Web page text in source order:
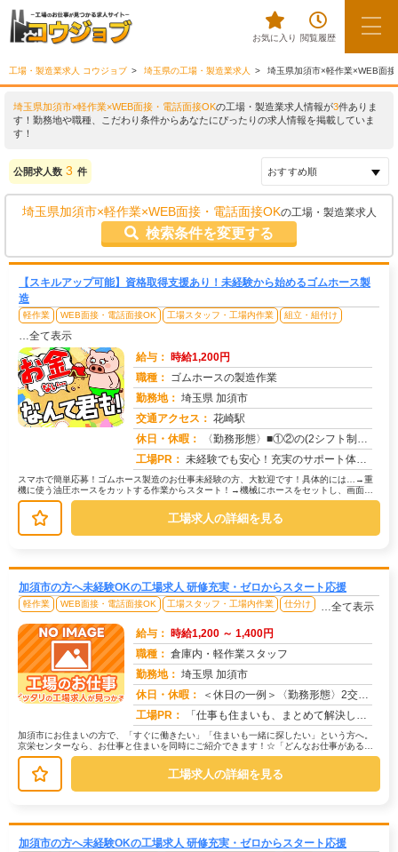
お気に入り 閲覧履歴
工場・製造業求人 コウジョブ 埼玉県の工場・製造業求人 埼玉県加須市×軽作業×WEB面
埼玉県加須市×軽作業×WEB面接・電話面接OKの工場・製造業求人情報が3件ありま
す！勤務地や職種、こだわり条件からあなたにぴったりの求人情報を掲載していま
す！
公開求人数 3 件
埼玉県加須市×軽作業×WEB面接・電話面接OKの工場・製造業求人
検索条件を変更する
【スキルアップ可能】資格取得支援あり！未経験から始めるゴムホース製
造
軽作業 WEB面接・電話面接OK 工場スタッフ・工場内作業 組立・組付け
…全て表示
給与： 時給1,200円
職種： ゴムホースの製造作業
勤務地： 埼玉県 加須市
交通アクセス： 花崎駅
休日・休暇：
〈勤務形態〉■①②の(2シフト制）交替制■①②③の３交替制〈休日〉土日祝★GW★夏季休暇★年末年始
工場PR： 未経験でも安心！充実のサポート体制で新しい一歩を踏み出せます！→ 専属担当スタッフが就業まで徹底サポート！不安や悩...
スマホで簡単応募！ゴムホース製造のお仕事未経験の方、大歓迎です！具体的には…→重
機に使う油圧ホースをカットする作業からスタート！→機械にホースをセットし、画面の
指示に従って操作します。→金具を取...
工場求人の詳細を見る
加須市の方へ未経験OKの工場求人 研修充実・ゼロからスタート応援
軽作業 WEB面接・電話面接OK 工場スタッフ・工場内作業 仕分け …全て表示
給与： 時給1,200 ～ 1,400円
職種： 倉庫内・軽作業スタッフ
勤務地： 埼玉県 加須市
休日・休暇：
＜休日の一例＞〈勤務形態〉2交替〈休日〉土日★ＧＷ・夏季・冬季・年末年始休暇あり★有給休暇あり※配属先により休日・...
工場PR：
「仕事も住まいも、まとめて解決したい！」そんなあなたを応援します。株式会社京栄センターでは、全国の工場求人をご紹介...
加須市にお住まいの方で、「すぐに働きたい」「住まいも一緒に探したい」という方へ。
京栄センターなら、お仕事と住まいを同時にご紹介できます！☆「どんなお仕事がある
の？」→ 製造・組立・検査・軽作業な...
工場求人の詳細を見る
加須市の方へ未経験OKの工場求人 研修充実・ゼロからスタート応援